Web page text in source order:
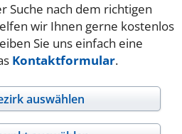
Suche nach dem richtigen
wir Ihnen gerne kostenlos
Sie uns einfach eine
Kontaktformular.
auswählen